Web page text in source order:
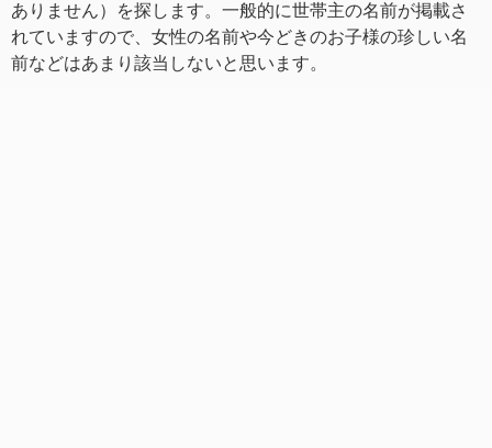
ありません）を探します。一般的に世帯主の名前が掲載さ
れていますので、女性の名前や今どきのお子様の珍しい名
前などはあまり該当しないと思います。